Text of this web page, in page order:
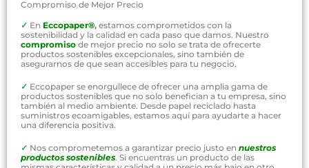
Compromiso de Mejor Precio
✓ En Eccopaper®, estamos comprometidos con la
sostenibilidad y la calidad en cada paso que damos. Nuestro
compromiso de mejor precio no solo se trata de ofrecerte
productos sostenibles excepcionales, sino también de
asegurarnos de que sean accesibles para tu negocio.
✓ Eccopaper se enorgullece de ofrecer una amplia gama de
productos sostenibles que no solo benefician a tu empresa, sino
también al medio ambiente. Desde papel reciclado hasta
suministros ecoamigables, estamos aquí para ayudarte a hacer
una diferencia positiva.
✓ Nos comprometemos a garantizar precio justo en nuestros
productos sostenibles. Si encuentras un producto de las